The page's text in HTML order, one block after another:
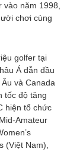
vào năm 1998,
chơi cùng
golfer tại
Á dẫn đầu
và Canada
tốc độ tăng
hiện tổ chức
Amateur
(Việt Nam),